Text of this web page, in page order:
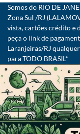
Somos do RIO DE
Zona Sul /RJ
vista, cartões crédito e
peça o link de
Laranjeiras/RJ
para TODO BRASIL*